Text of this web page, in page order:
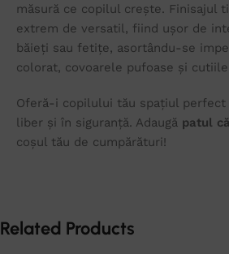
măsură ce copilul crește. Finisajul
extrem de versatil, fiind ușor de
băieți sau fetițe, asortându-se
colorat, covoarele pufoase și
Oferă-i copilului tău spațiul
liber și în siguranță. Adaugă patul
coșul tău de cumpărături!
Related Products